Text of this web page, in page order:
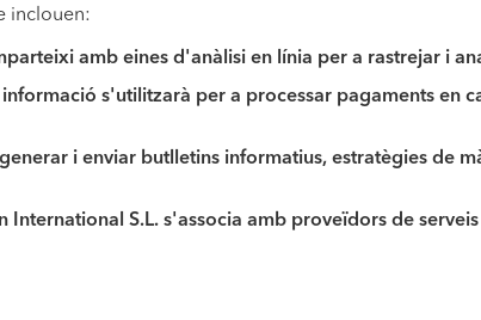
inclouen:
amb eines d'anàlisi en línia per a rastrejar i
informació s'utilitzarà per a processar pagaments en
i enviar butlletins informatius, estratègies de
International S.L. s'associa amb proveïdors de